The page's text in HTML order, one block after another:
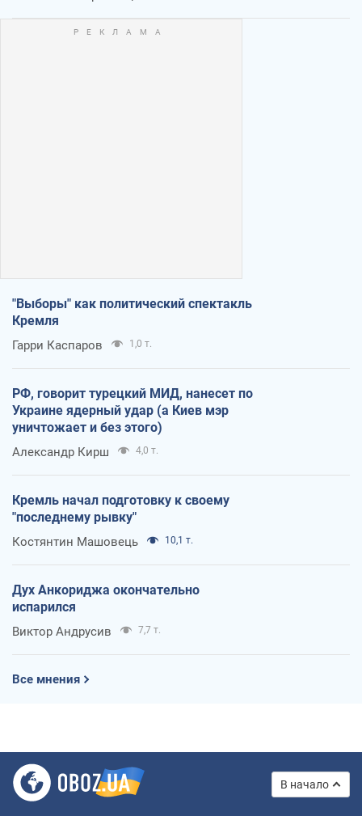
"Выборы" как политический спектакль
Кремля
Гарри Каспаров 1,0 т.
РФ, говорит турецкий МИД, нанесет по
Украине ядерный удар (а Киев мэр
уничтожает и без этого)
Александр Кирш 4,0 т.
Кремль начал подготовку к своему
"последнему рывку"
Костянтин Машовець 10,1 т.
Дух Анкориджа окончательно
испарился
Виктор Андрусив 7,7 т.
Все мнения
В начало